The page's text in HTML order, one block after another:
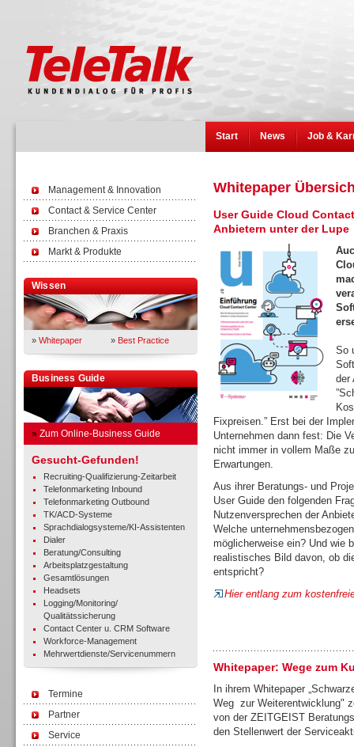
Start News Job &
Management & Innovation
Contact & Service Center
Branchen & Praxis
Markt & Produkte
Wissen
» Whitepaper » Best Practice
Business Guide
» Zum Online-Business Guide
Gesucht-Gefunden!
Recruiting-Qualifizierung-Zeitarbeit
Telefonmarketing Inbound
Telefonmarketing Outbound
TK/ACD-Systeme
Sprachdialogsysteme/KI-Assistenten
Dialer
Beratung/Consulting
Arbeitsplatzgestaltung
Gesamtlösungen
Headsets
Logging/Monitoring/
Qualitätssicherung
Contact Center u. CRM Software
Workforce-Management
Mehrwertdienste/Servicenummern
Termine
Partner
Service
Whitepaper
User Guide Cloud
Anbietern unter der Lupe
So
der
Fixpreisen.” Erst bei der
Unternehmen dann fest: Die
nicht immer in vollem Maße
Erwartungen.
Aus ihrer Beratungs- und
User Guide den folgenden
Nutzenversprechen der
Welche
möglicherweise ein? Und wie
realistisches Bild davon, ob
entspricht?
Hier entlang zum
Whitepaper: Wege zum
In ihrem Whitepaper
Weg zur Weiterentwicklung"
von der ZEITGEIST
den Stellenwert der